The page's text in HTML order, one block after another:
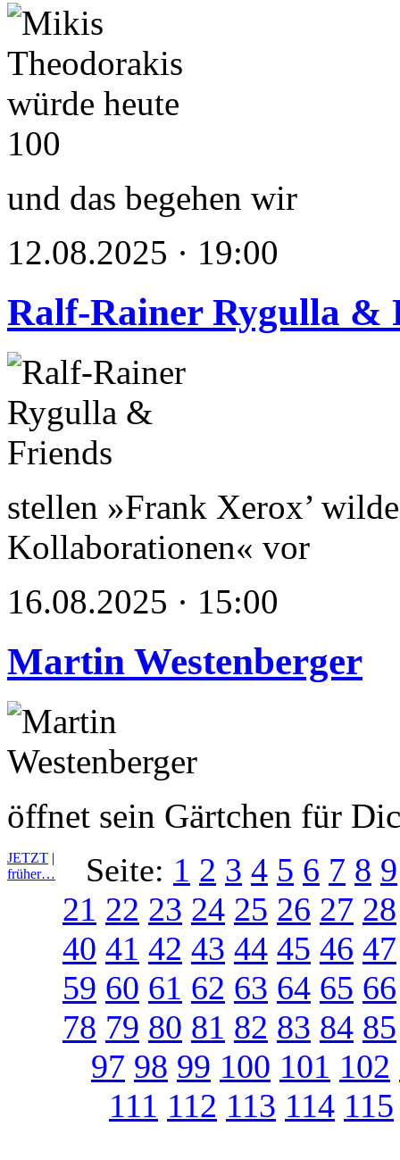
und das begehen wir
12.08.2025 · 19:00
Ralf-Rainer Rygulla &
stellen »Frank Xerox’
Kollaborationen« vor
16.08.2025 · 15:00
Martin Westenberger
öffnet sein Gärtchen für
JETZT |
früher…
Seite: 1 2 3 4 5 6 7 8 9
21 22 23 24 25 26 27 28
40 41 42 43 44 45 46 47
59 60 61 62 63 64 65 66
78 79 80 81 82 83 84 85
97 98 99 100 101 102
111 112 113 114 115